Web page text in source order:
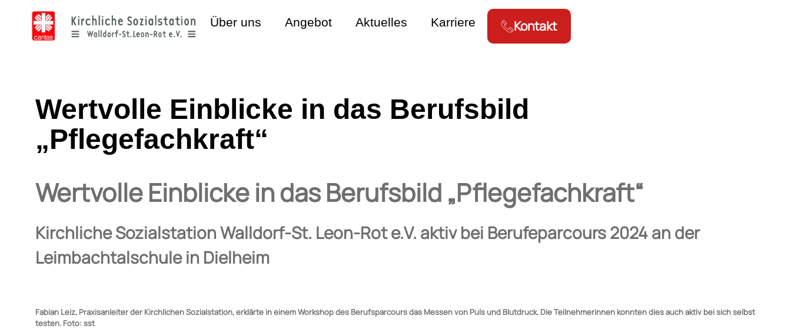
Über uns Angebot Aktuelles Karriere Kontakt
Wertvolle Einblicke in das Berufsbild
„Pflegefachkraft“
Wertvolle Einblicke in das Berufsbild „Pflegefachkraft“
Kirchliche Sozialstation Walldorf-St. Leon-Rot e.V. aktiv bei Berufeparcours 2024 an der
Leimbachtalschule in Dielheim
Fabian Leiz, Praxisanleiter der Kirchlichen Sozialstation, erklärte in einem Workshop des Berufsparcours das Messen von Puls und Blutdruck. Die Teilnehmerinnen konnten dies auch aktiv bei sich selbst
testen. Foto: sst